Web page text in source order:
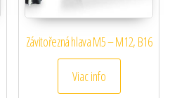
Závitořezná hlava M5 – M12, B16
Viac info